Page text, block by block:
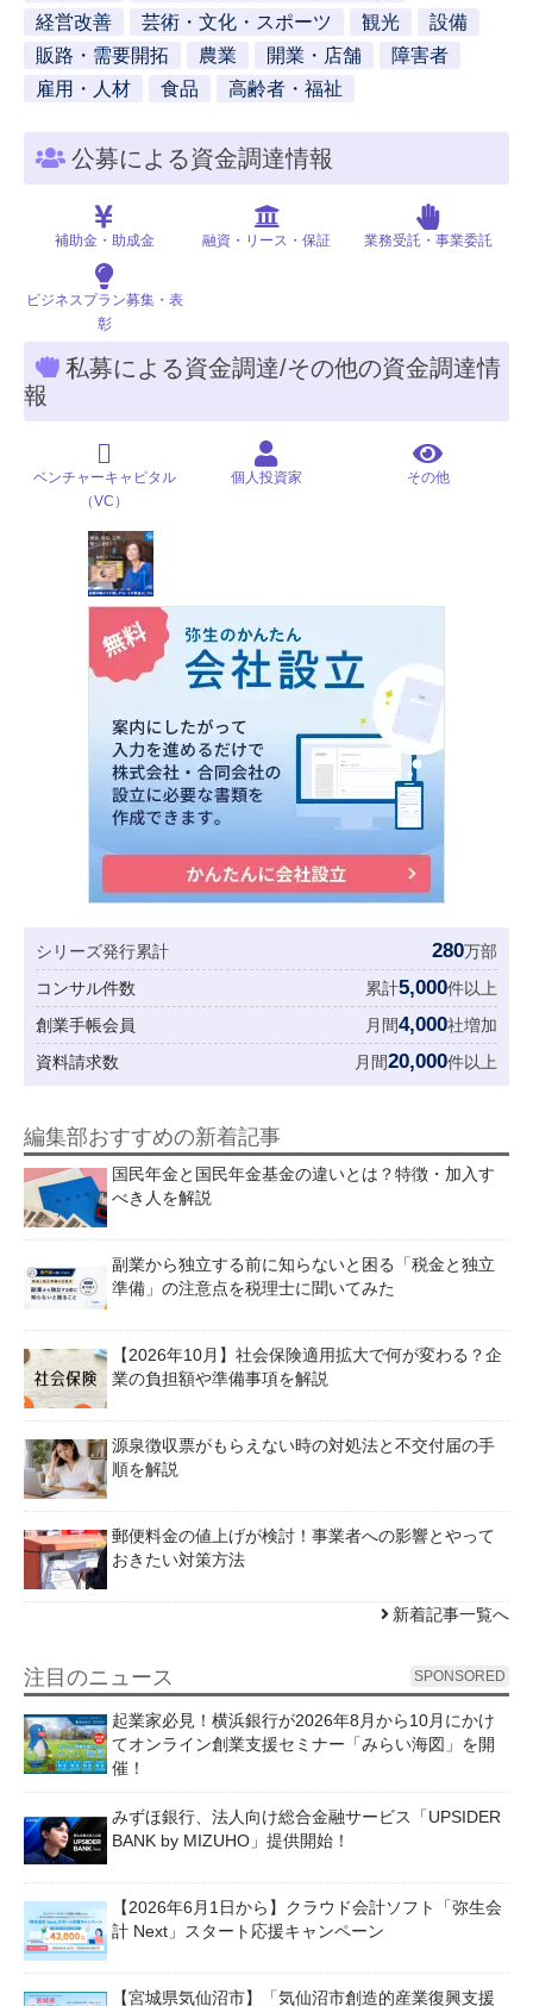
経営改善
芸術・文化・スポーツ 観光
設備
販路・需要開拓
農業 開業・店舗
障害者
雇用・人材
食品 高齢者・福祉
公募による資金調達情報
補助金・助成金 融資・リース・保証 業務受託・事業委託
ビジネスプラン募集・表
彰
私募による資金調達/その他の資金調達情
報
ベンチャーキャピタル
（VC）
個人投資家 その他
シリーズ発行累計 280万部
コンサル件数
累計5,000件以上
創業手帳会員
月間4,000社増加
資料請求数
月間20,000件以上
編集部おすすめの新着記事
国民年金と国民年金基金の違いとは？特徴・加入す
べき人を解説
副業から独立する前に知らないと困る「税金と独立
準備」の注意点を税理士に聞いてみた
【2026年10月】社会保険適用拡大で何が変わる？企
業の負担額や準備事項を解説
源泉徴収票がもらえない時の対処法と不交付届の手
順を解説
郵便料金の値上げが検討！事業者への影響とやって
おきたい対策方法
新着記事一覧へ
注目のニュース SPONSORED
起業家必見！横浜銀行が2026年8月から10月にかけ
てオンライン創業支援セミナー「みらい海図」を開
催！
みずほ銀行、法人向け総合金融サービス「UPSIDER
BANK by MIZUHO」提供開始！
【2026年6月1日から】クラウド会計ソフト「弥生会
計 Next」スタート応援キャンペーン
【宮城県気仙沼市】「気仙沼市創造的産業復興支援